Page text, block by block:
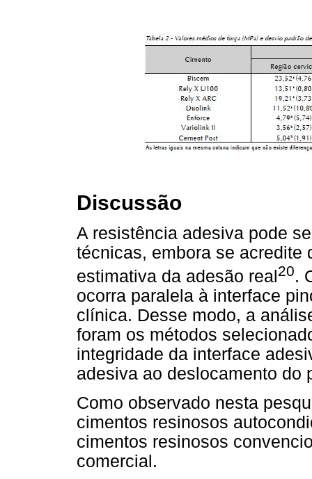
Discussão
A resistência adesiva pode
técnicas, embora se acredite
estimativa da adesão real 20.
ocorra paralela à interface
clínica. Desse modo, a
foram os métodos
integridade da interface
adesiva ao deslocamento do
Como observado nesta
cimentos resinosos
cimentos resinosos
comercial.